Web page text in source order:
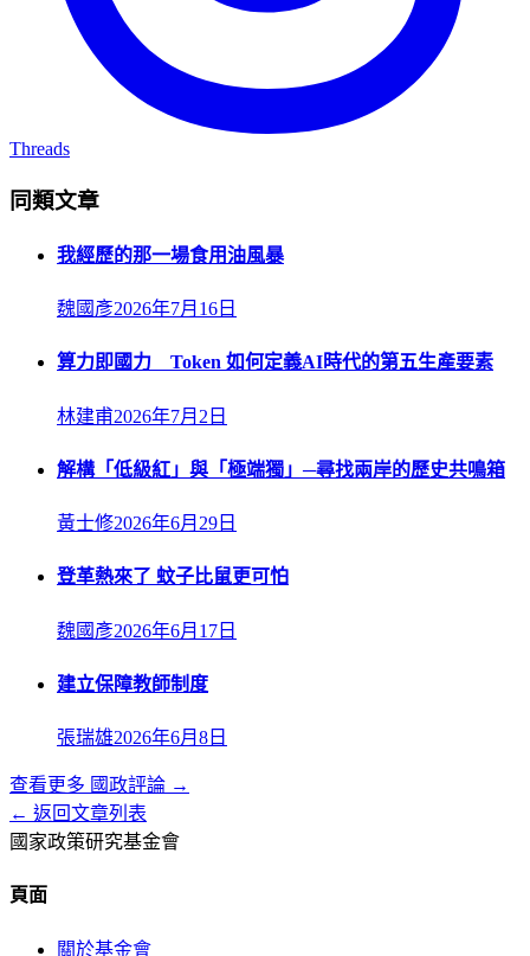
Threads
同類文章
我經歷的那一場食用油風暴
魏國彥2026年7月16日
算力即國力 Token 如何定義AI時代的第五生產要素
林建甫2026年7月2日
解構「低級紅」與「極端獨」─尋找兩岸的歷史共鳴箱
黃士修2026年6月29日
登革熱來了 蚊子比鼠更可怕
魏國彥2026年6月17日
建立保障教師制度
張瑞雄2026年6月8日
查看更多 國政評論 →
← 返回文章列表
國家政策研究基金會
頁面
關於基金會